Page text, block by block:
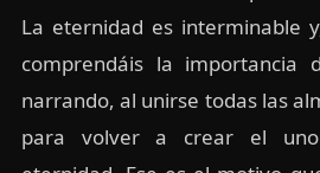
La eternidad es interminable
comprendáis la
narrando, al unirse todas las
para volver a crear el